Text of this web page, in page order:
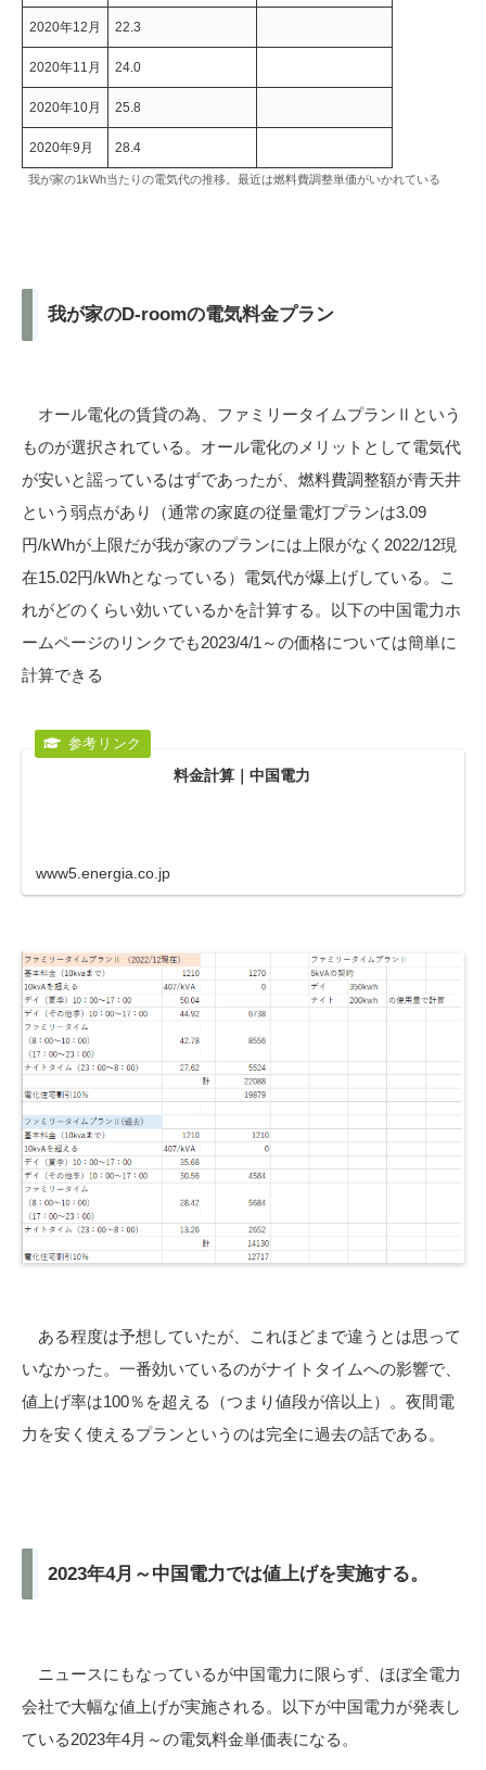
2020年12月 22.3
2020年11月 24.0
2020年10月 25.8
2020年9月 28.4
我が家の1kWh当たりの電気代の推移。最近は燃料費調整単価がいかれている
我が家のD-roomの電気料金プラン
オール電化の賃貸の為、ファミリータイムプランⅡという
ものが選択されている。オール電化のメリットとして電気代
が安いと謡っているはずであったが、燃料費調整額が青天井
という弱点があり（通常の家庭の従量電灯プランは3.09
円/kWhが上限だが我が家のプランには上限がなく2022/12現
在15.02円/kWhとなっている）電気代が爆上げしている。こ
れがどのくらい効いているかを計算する。以下の中国電力ホ
ームページのリンクでも2023/4/1～の価格については簡単に
計算できる
料金計算｜中国電力
www5.energia.co.jp
ある程度は予想していたが、これほどまで違うとは思って
いなかった。一番効いているのがナイトタイムへの影響で、
値上げ率は100％を超える（つまり値段が倍以上）。夜間電
力を安く使えるプランというのは完全に過去の話である。
2023年4月～中国電力では値上げを実施する。
ニュースにもなっているが中国電力に限らず、ほぼ全電力
会社で大幅な値上げが実施される。以下が中国電力が発表し
ている2023年4月～の電気料金単価表になる。